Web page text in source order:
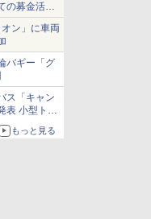
の募金活動
ン」に車両
バギー「グ
ス「キャン
表 小型トラ
もっと見る